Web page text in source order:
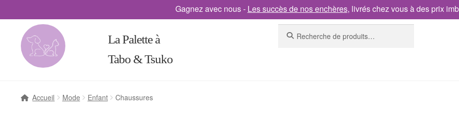
Gagnez avec nous - Les succès de nos enchères, livrés chez vous à des prix
La Palette à
Tabo & Tsuko
Accueil Mode Enfant Chaussures